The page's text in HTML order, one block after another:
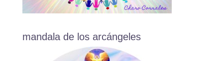
mandala de los arcángeles